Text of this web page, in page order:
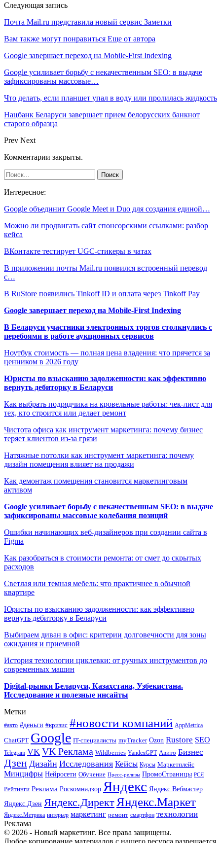
Следующая запись
Почта Mail.ru представила новый сервис Заметки
Вам также могут понравиться Еще от автора
Google завершает переход на Mobile-First Indexing
Google усиливает борьбу с некачественным SEO: в выдаче
зафиксированы массовые…
Что делать, если планшет упал в воду или пролилась жидкость
Нацбанк Беларуси завершает прием белорусских банкнот
старого образца
Prev Next
Комментарии закрыты.
Интересное:
Google объединит Google Meet и Duo для создания единой…
Можно ли продвигать сайт спонсорскими ссылками: разбор
кейса
ВКонтакте тестирует UGC-стикеры в чатах
В приложении почты Mail.ru появился встроенный перевод
с…
В RuStore появились Tinkoff ID и оплата через Tinkoff Pay
Google завершает переход на Mobile-First Indexing
В Беларуси участники электронных торгов столкнулись с
перебоями в работе аукционных сервисов
Ноутбук стоимость — полная цена владения: что прячется за
ценником в 2026 году
Юристы по взысканию задолженности: как эффективно
вернуть дебиторку в Беларуси
Как выбрать подрядчика на кровельные работы: чек-лист для
тех, кто строится или делает ремонт
Чистота офиса как инструмент маркетинга: почему бизнес
теряет клиентов из-за грязи
Натяжные потолки как инструмент маркетинга: почему
дизайн помещения влияет на продажи
Как демонтаж помещения становится маркетинговым
активом
Google усиливает борьбу с некачественным SEO: в выдаче
зафиксированы массовые колебания позиций
Ошибки начинающих веб-дизайнеров при создании сайта в
Figma
Как разобраться в стоимости ремонта: от смет до скрытых
расходов
Светлая или темная мебель: что практичнее в обычной
квартире
Юристы по взысканию задолженности: как эффективно
вернуть дебиторку в Беларуси
Выбираем диван в офис: критерии долговечности для зоны
ожидания и приемной
История технологии циклевки: от ручных инструментов до
современных машин
Digital-рынки Беларуси, Казахстана, Узбекистана.
Исследование и полезные инсайты
Метки
#авто #деньги #кризис #новости компаний AppMetrica
ChatGPT Google IT-специалисты myTracker Ozon Rustore SEO
Telegram VK VK Реклама Wildberries YandexGPT Авито Бизнес
Дзен Дизайн Исследования Кейсы Курсы Маркетплейс
Минцифры Нейросети Обучение Пресс-релизы ПромоСтраницы РСЯ
Рейтинги Реклама Роскомнадзор Яндекс Яндекс.Вебмастер
Яндекс.Дзен Яндекс.ДиректЯндекс.Маркет
Яндекс.Метрика интерьер маркетинг ремонт смартфон технологии
Реклама
© 2026 - Новый маркетинг. Все права защищены.
Любое копирование материалов с нашего ресурса разрешается